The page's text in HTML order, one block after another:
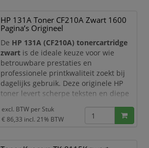
pagina’sis deze tonercartridge ideaal
voor kantoren en werkomgevingen met
een gemiddeld
HP 131A Toner CF210A Zwart 1600
Pagina’s Origineel
De HP 131A (CF210A) tonercartridge
zwart is de ideale keuze voor wie
betrouwbare prestaties en
professionele printkwaliteit zoekt bij
dagelijks gebruik. Deze originele HP
toner levert scherpe teksten en diepe
documenten altijd een duidelijke en
representatieve uitstraling hebben.
excl. BTW per Stuk
€ 86,33 incl. 21% BTW